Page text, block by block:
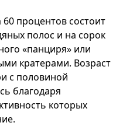
процентов состоит
полос и на сорок
«панциря» или
кратерами. Возраст
с половиной
благодаря
которых